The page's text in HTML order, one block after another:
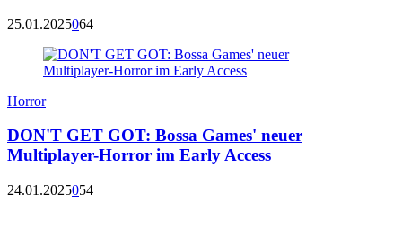
25.01.2025064
Horror
DON'T GET GOT: Bossa Games' neuer
Multiplayer-Horror im Early Access
24.01.2025054